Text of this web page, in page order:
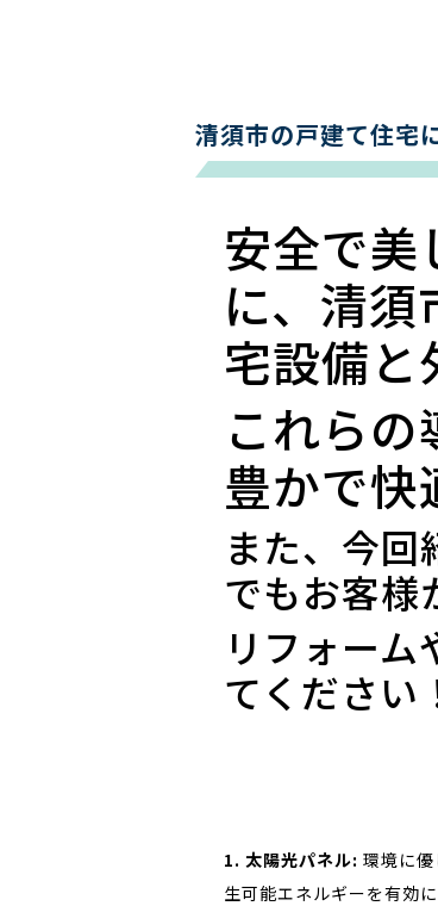
清須市の戸建て住宅
安全で美
に、清
宅設備と
これらの
豊かで快
また、今回
でもお客様
リフォー
てください
1. 太陽光パネル: 環境に
生可能エネルギーを有効に